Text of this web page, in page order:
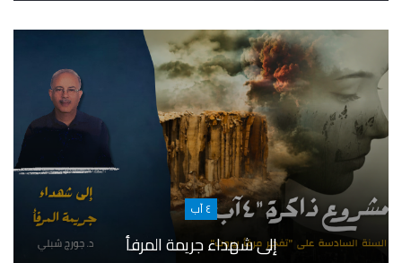
٤ آب
إلى شهداء جريمة المرفأ